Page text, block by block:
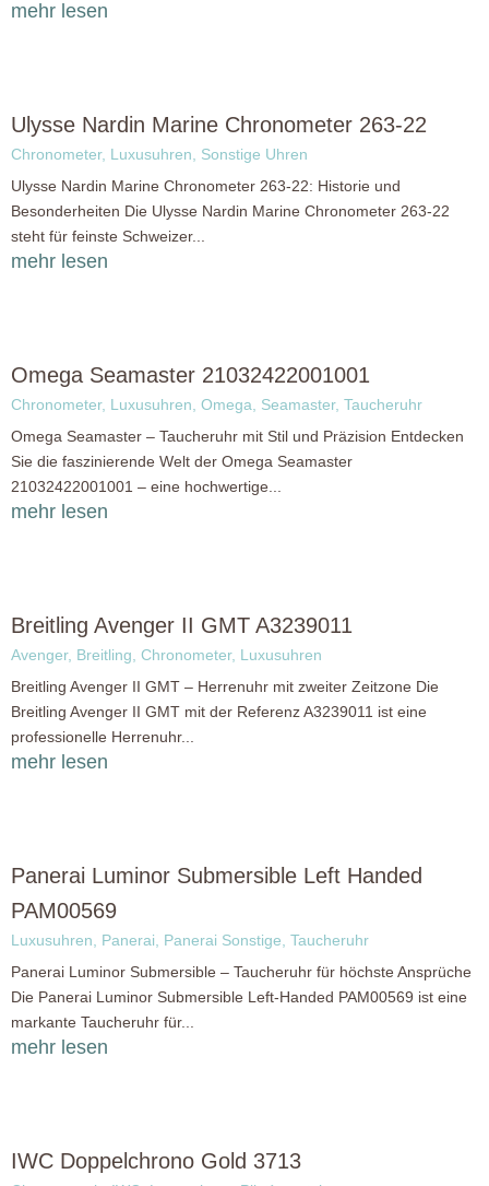
mehr lesen
Ulysse Nardin Marine Chronometer 263-22
Chronometer, Luxusuhren
Sonstige Uhren
Ulysse Nardin Marine Chronometer 263-22: Historie und
Besonderheiten Die Ulysse Nardin Marine Chronometer 263-22
steht für feinste Schweizer...
mehr lesen
Omega Seamaster 21032422001001
Chronometer, Luxusuhren Omega Seamaster, Taucheruhr
Omega Seamaster – Taucheruhr mit Stil und Präzision Entdecken
Sie die faszinierende Welt der Omega Seamaster
21032422001001 – eine hochwertige...
mehr lesen
Breitling Avenger II GMT A3239011
Avenger, Breitling Chronometer, Luxusuhren
Breitling Avenger II GMT – Herrenuhr mit zweiter Zeitzone Die
Breitling Avenger II GMT mit der Referenz A3239011 ist eine
professionelle Herrenuhr...
mehr lesen
Panerai Luminor Submersible Left Handed
PAM00569
Luxusuhren Panerai Panerai Sonstige Taucheruhr
Panerai Luminor Submersible – Taucheruhr für höchste Ansprüche
Die Panerai Luminor Submersible Left-Handed PAM00569 ist eine
markante Taucheruhr für...
mehr lesen
IWC Doppelchrono Gold 3713